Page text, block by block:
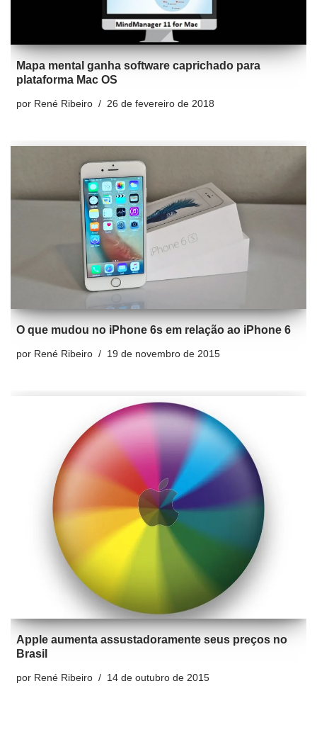
Mapa mental ganha software caprichado para
plataforma Mac OS
por René Ribeiro 26 de fevereiro de 2018
O que mudou no iPhone 6s em relação ao iPhone 6
por René Ribeiro 19 de novembro de 2015
Apple aumenta assustadoramente seus preços no
Brasil
por René Ribeiro 14 de outubro de 2015